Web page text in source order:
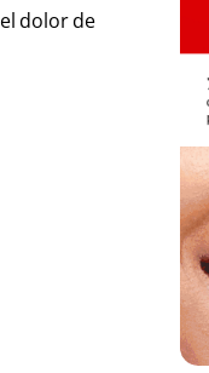
dolor de